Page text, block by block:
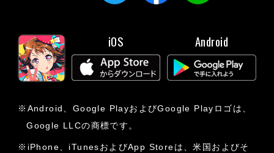
iOS Android
※Android、Google PlayおよびGoogle Playロゴは、
Google LLCの商標です。
※iPhone、iTunesおよびApp Storeは、米国およびそ